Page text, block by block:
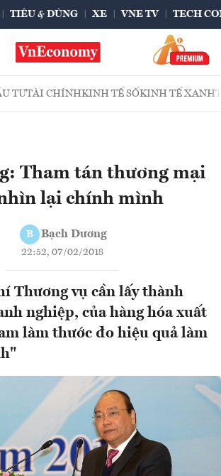
TIÊU & DÙNG XE VNE TV TECH
TƯTÀI CHÍNHKINH TẾ SỐKINH TẾ XANH
Tham tán thương mại
lại chính mình
B Bạch Dương
22:52, 07/02/2018
Thương vụ cần lấy thành
nghiệp, của hàng hóa xuất
làm thước đo hiệu quả làm